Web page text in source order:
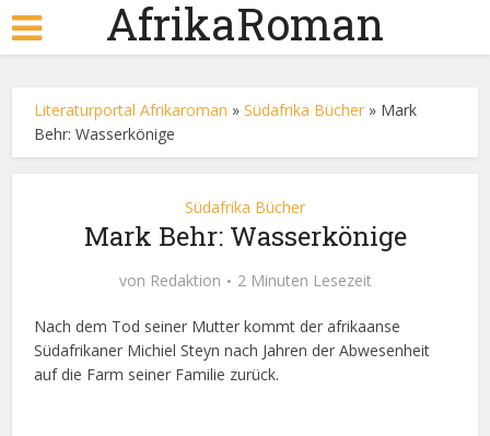
AfrikaRoman
Literaturportal Afrikaroman »Südafrika Bücher » Mark
Behr: Wasserkönige
Südafrika Bücher
Mark Behr: Wasserkönige
von Redaktion 2 Minuten Lesezeit
Nach dem Tod seiner Mutter kommt der afrikaanse
Südafrikaner Michiel Steyn nach Jahren der Abwesenheit
auf die Farm seiner Familie zurück.